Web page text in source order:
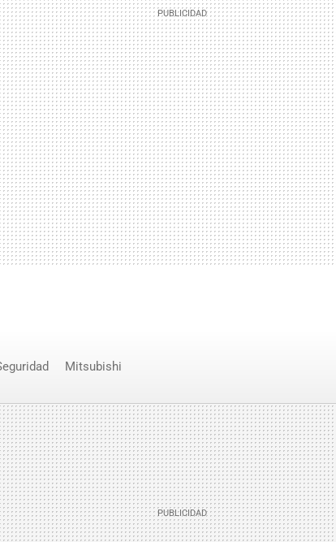
Mitsubishi